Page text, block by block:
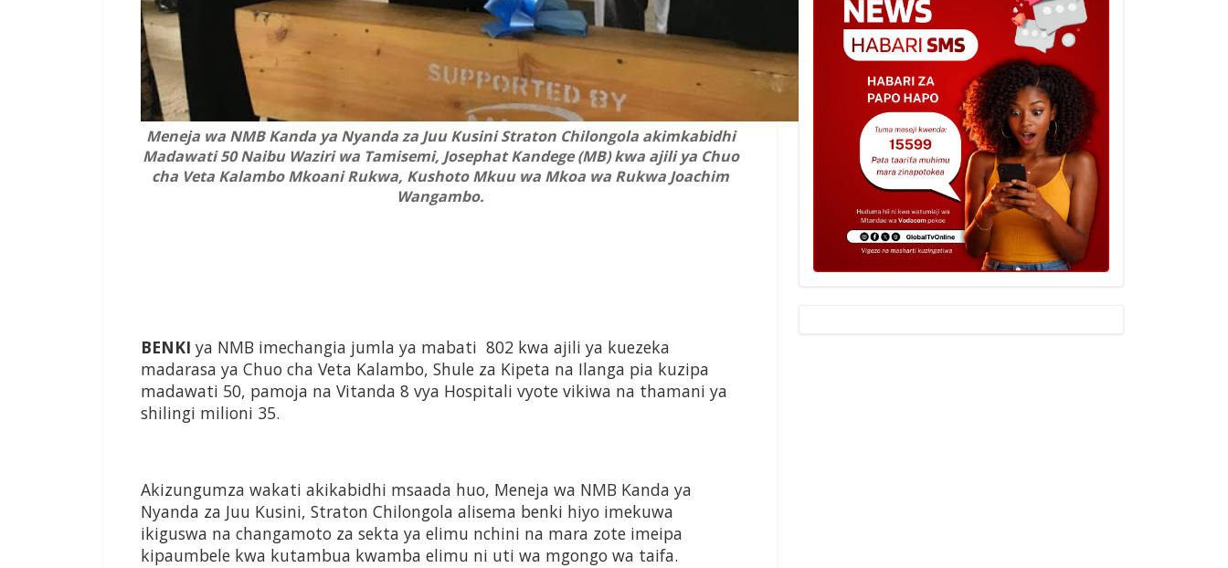
Meneja wa NMB Kanda ya Nyanda za Juu Kusini Straton Chilongola akimkabidhi
Madawati 50 Naibu Waziri wa Tamisemi, Josephat Kandege (MB) kwa ajili ya Chuo
cha Veta Kalambo Mkoani Rukwa, Kushoto Mkuu wa Mkoa wa Rukwa Joachim
Wangambo.
BENKI ya NMB imechangia jumla ya mabati 802 kwa ajili ya kuezeka
madarasa ya Chuo cha Veta Kalambo, Shule za Kipeta na Ilanga pia kuzipa
madawati 50, pamoja na Vitanda 8 vya Hospitali vyote vikiwa na thamani ya
shilingi milioni 35.
Akizungumza wakati akikabidhi msaada huo, Meneja wa NMB Kanda ya
Nyanda za Juu Kusini, Straton Chilongola alisema benki hiyo imekuwa
ikiguswa na changamoto za sekta ya elimu nchini na mara zote imeipa
kipaumbele kwa kutambua kwamba elimu ni uti wa mgongo wa taifa.